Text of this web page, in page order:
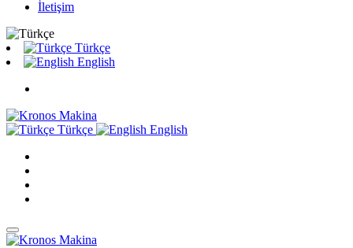
İletişim
Türkçe
English
Türkçe English